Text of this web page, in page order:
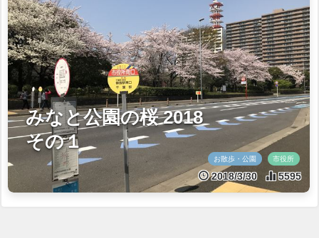
みなと公園の桜 2018
その１
お散歩・公園 市役所
2018/3/30 5595